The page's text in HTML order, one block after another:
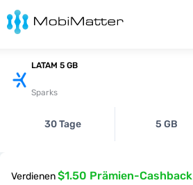
LATAM 5 GB
Sparks
30 Tage 5 GB
Verdienen$1.50 Prämien-Cashback